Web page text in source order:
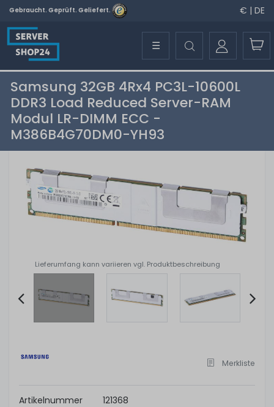
Gebraucht. Geprüft. Geliefert. € | DE
☰
Samsung 32GB 4Rx4 PC3L-10600L
DDR3 Load Reduced Server-RAM
Modul LR-DIMM ECC -
M386B4G70DM0-YH93
Lieferumfang kann variieren vgl. Produktbeschreibung
of
Merkliste
Artikelnummer
121368